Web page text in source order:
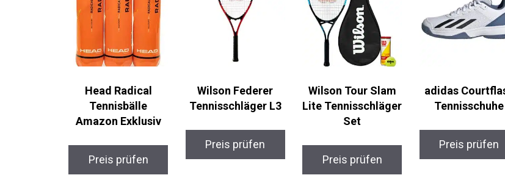
Tennisbälle
Amazon Exklusiv
Wilson Federer
Tennisschläger L3
Lite
Tennisschläger Set
adidas Courtflash
Tennisschuhe